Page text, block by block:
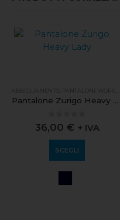
ABBIGLIAMENTO PANTALONI WORKWEAR
Pantalone Zurigo Heavy Lady
0out of 5
36,00 € + IVA
SCEGLI